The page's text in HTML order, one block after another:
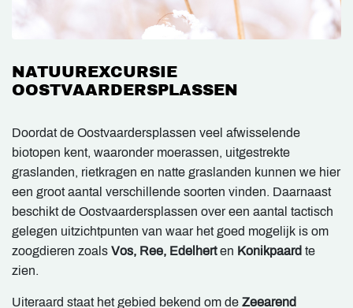
NATUUREXCURSIE
OOSTVAARDERSPLASSEN
Doordat de Oostvaardersplassen veel afwisselende
biotopen kent, waaronder moerassen, uitgestrekte
graslanden, rietkragen en natte graslanden kunnen we hier
een groot aantal verschillende soorten vinden. Daarnaast
beschikt de Oostvaardersplassen over een aantal tactisch
gelegen uitzichtpunten van waar het goed mogelijk is om
zoogdieren zoals Vos, Ree, Edelherten Konikpaard te
zien.
Uiteraard staat het gebied bekend om de Zeearend